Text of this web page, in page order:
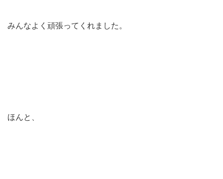
みんなよく頑張ってくれました。
ほんと、